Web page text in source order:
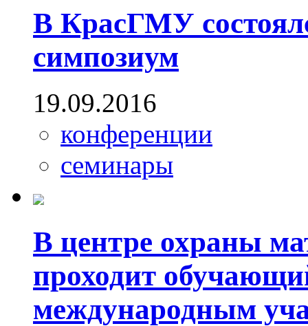
В КрасГМУ
симпозиум
19.09.2016
конференции
семинары
В центре охраны
проходит
международным